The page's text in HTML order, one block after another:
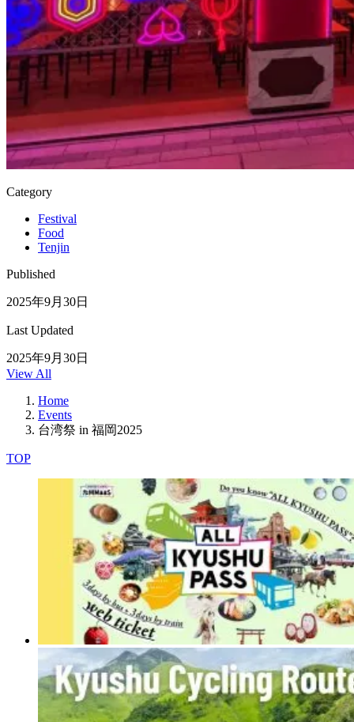
Category
Festival
Food
Tenjin
Published
2025年9月30日
Last Updated
2025年9月30日
View All
Home
Events
台湾祭 in 福岡2025
TOP